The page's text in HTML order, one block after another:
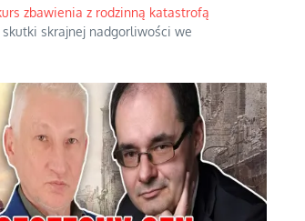
zbawienia z rodzinną katastrofą
skutki skrajnej nadgorliwości we